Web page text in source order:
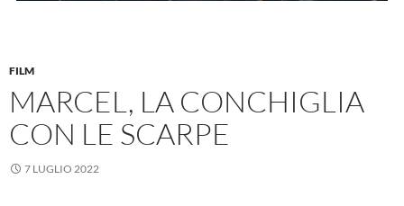
FILM
MARCEL, LA CONCHIGLIA
CON LE SCARPE
7 LUGLIO 2022